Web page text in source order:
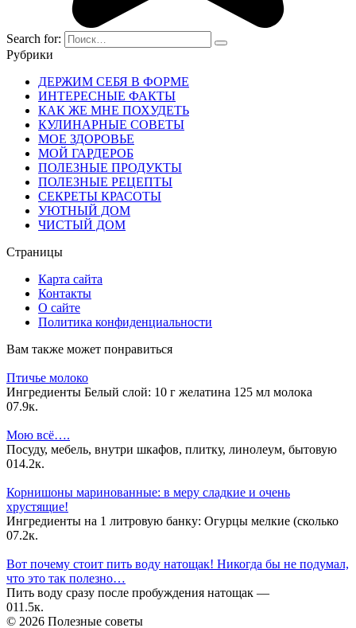
Search for:
Рубрики
ДЕРЖИМ СЕБЯ В ФОРМЕ
ИНТЕРЕСНЫЕ ФАКТЫ
КАК ЖЕ МНЕ ПОХУДЕТЬ
КУЛИНАРНЫЕ СОВЕТЫ
МОЕ ЗДОРОВЬЕ
МОЙ ГАРДЕРОБ
ПОЛЕЗНЫЕ ПРОДУКТЫ
ПОЛЕЗНЫЕ РЕЦЕПТЫ
СЕКРЕТЫ КРАСОТЫ
УЮТНЫЙ ДОМ
ЧИСТЫЙ ДОМ
Страницы
Карта сайта
Контакты
О сайте
Политика конфиденциальности
Вам также может понравиться
Птичье молоко
Ингредиенты Белый слой: 10 г желатина 125 мл молока
07.9к.
Мою всё….
Посуду, мебель, внутри шкафов, плитку, линолеум, бытовую
014.2к.
Корнишоны маринованные: в меру сладкие и очень
хрустящие!
Ингредиенты на 1 литровую банку: Огурцы мелкие (сколько
07.2к.
Вот почему стоит пить воду натощак! Никогда бы не подумал,
что это так полезно…
Пить воду сразу после пробуждения натощак —
011.5к.
© 2026 Полезные советы